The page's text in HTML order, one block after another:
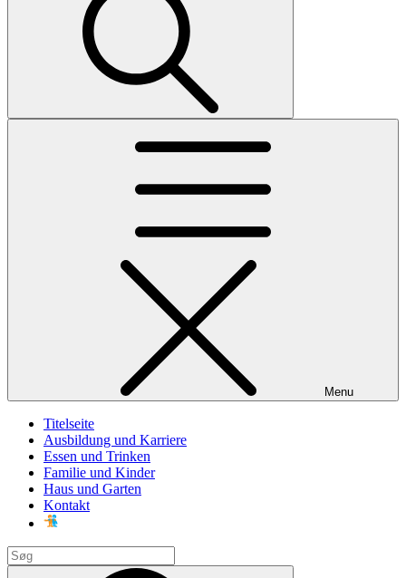
Menu
Titelseite
Ausbildung und Karriere
Essen und Trinken
Familie und Kinder
Haus und Garten
Kontakt
Search
for: